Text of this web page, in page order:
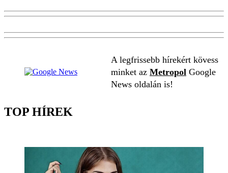
A legfrissebb hírekért kövess
minket az Metropol Google
News oldalán is!
TOP HÍREK